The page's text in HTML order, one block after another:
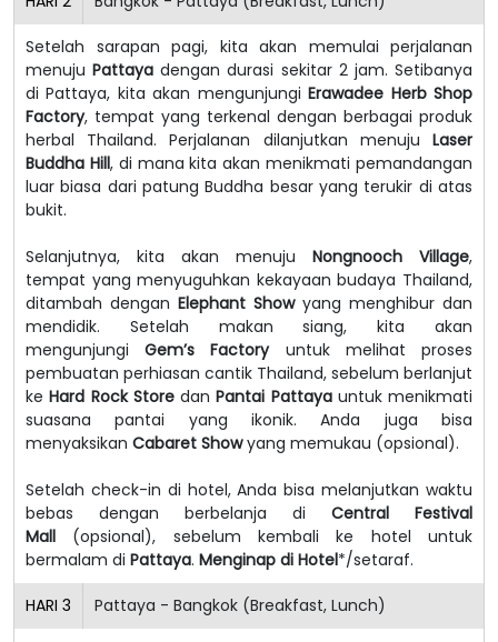
Setelah sarapan pagi, kita akan memulai perjalanan
menujuPattaya dengan durasi sekitar 2 jam. Setibanya
di Pattaya, kita akan mengunjungiErawadee Herb Shop
Factory, tempat yang terkenal dengan berbagai produk
herbal Thailand. Perjalanan dilanjutkan menuju Laser
Buddha Hill, di mana kita akan menikmati pemandangan
luar biasa dari patung Buddha besar yang terukir di atas
bukit.
Selanjutnya, kita akan menuju Nongnooch Village,
tempat yang menyuguhkan kekayaan budaya Thailand,
ditambah dengan Elephant Showyang menghibur dan
mendidik. Setelah makan siang, kita akan
mengunjungiGem’s Factoryuntuk melihat proses
pembuatan perhiasan cantik Thailand, sebelum berlanjut
keHard Rock StoredanPantai Pattayauntuk menikmati
suasana pantai yang ikonik. Anda juga bisa
menyaksikan Cabaret Showyang memukau (opsional).
Setelah check-in di hotel, Anda bisa melanjutkan waktu
bebas dengan berbelanja di Central Festival
Mall (opsional), sebelum kembali ke hotel untuk
bermalam di Pattaya. Menginap di Hotel*/setaraf.
HARI 3 Pattaya - Bangkok (Breakfast, Lunch)